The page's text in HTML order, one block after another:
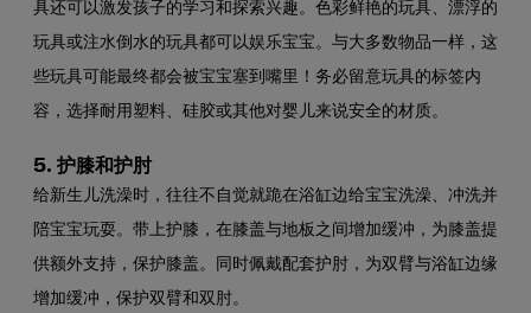
具还可以激发孩子的学习和探索兴趣。色彩鲜艳的玩具、漂浮的
玩具或注水倒水的玩具都可以娱乐宝宝。与大多数物品一样，这
些玩具可能最终都会被宝宝塞到嘴里！务必留意玩具的标签内
容，选择耐用塑料、硅胶或其他对婴儿来说安全的材质。
5. 护膝和护肘
给新生儿洗澡时，往往不自觉就跪在浴缸边给宝宝洗澡、冲洗并
陪宝宝玩耍。带上护膝，在膝盖与地板之间增加缓冲，为膝盖提
供额外支持，保护膝盖。同时佩戴配套护肘，为双臂与浴缸边缘
增加缓冲，保护双臂和双肘。